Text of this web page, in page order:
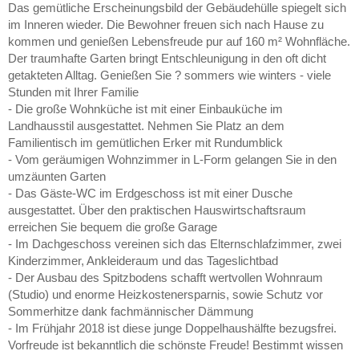
Das gemütliche Erscheinungsbild der Gebäudehülle spiegelt sich
im Inneren wieder. Die Bewohner freuen sich nach Hause zu
kommen und genießen Lebensfreude pur auf 160 m² Wohnfläche.
Der traumhafte Garten bringt Entschleunigung in den oft dicht
getakteten Alltag. Genießen Sie ? sommers wie winters - viele
Stunden mit Ihrer Familie
- Die große Wohnküche ist mit einer Einbauküche im
Landhausstil ausgestattet. Nehmen Sie Platz an dem
Familientisch im gemütlichen Erker mit Rundumblick
- Vom geräumigen Wohnzimmer in L-Form gelangen Sie in den
umzäunten Garten
- Das Gäste-WC im Erdgeschoss ist mit einer Dusche
ausgestattet. Über den praktischen Hauswirtschaftsraum
erreichen Sie bequem die große Garage
- Im Dachgeschoss vereinen sich das Elternschlafzimmer, zwei
Kinderzimmer, Ankleideraum und das Tageslichtbad
- Der Ausbau des Spitzbodens schafft wertvollen Wohnraum
(Studio) und enorme Heizkostenersparnis, sowie Schutz vor
Sommerhitze dank fachmännischer Dämmung
- Im Frühjahr 2018 ist diese junge Doppelhaushälfte bezugsfrei.
Vorfreude ist bekanntlich die schönste Freude! Bestimmt wissen